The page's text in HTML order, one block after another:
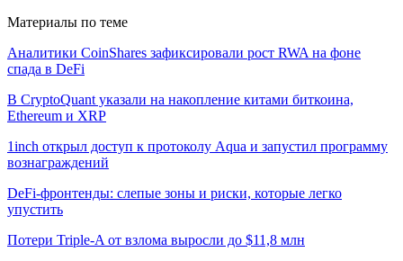
Материалы по теме
Аналитики CoinShares зафиксировали рост RWA на фоне
спада в DeFi
В CryptoQuant указали на накопление китами биткоина,
Ethereum и XRP
1inch открыл доступ к протоколу Aqua и запустил программу
вознаграждений
DeFi-фронтенды: слепые зоны и риски, которые легко
упустить
Потери Triple-A от взлома выросли до $11,8 млн